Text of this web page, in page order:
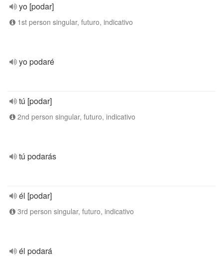
yo [podar]
1st person singular, futuro, indicativo
yo podaré
tú [podar]
2nd person singular, futuro, indicativo
tú podarás
él [podar]
3rd person singular, futuro, indicativo
él podará